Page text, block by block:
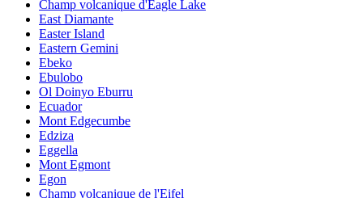
Champ volcanique d'Eagle Lake
East Diamante
Easter Island
Eastern Gemini
Ebeko
Ebulobo
Ol Doinyo Eburru
Ecuador
Mont Edgecumbe
Edziza
Eggella
Mont Egmont
Egon
Champ volcanique de l'Eifel